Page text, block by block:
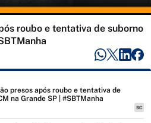
roubo e tentativa de suborno
presos após roubo e tentativa de
na Grande SP | #SBTManha
SC